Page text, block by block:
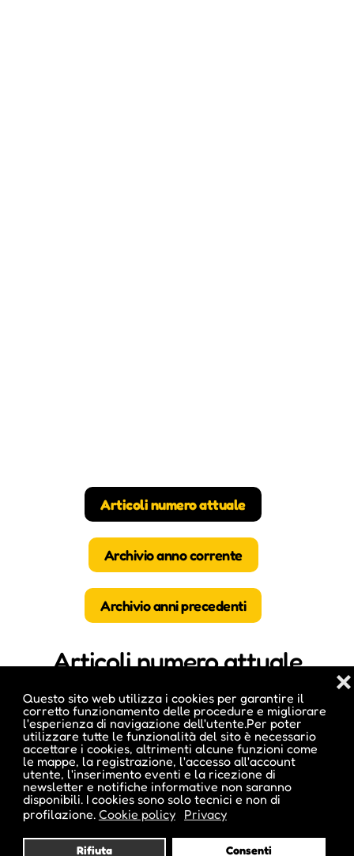
Questo sito web utilizza i cookies per garantire il
corretto funzionamento delle procedure e migliorare
l'esperienza di navigazione dell'utente.Per poter
utilizzare tutte le funzionalità del sito è necessario
accettare i cookies, altrimenti alcune funzioni come
le mappe, la registrazione, l'accesso all'account
utente, l'inserimento eventi e la ricezione di
newsletter e notifiche informative non saranno
disponibili. I cookies sono solo tecnici e non di
profilazione. Cookie policy Privacy
Rifiuta Consenti
❌
Articoli numero attuale
Archivio anno corrente
Archivio anni precedenti
Articoli numero attuale